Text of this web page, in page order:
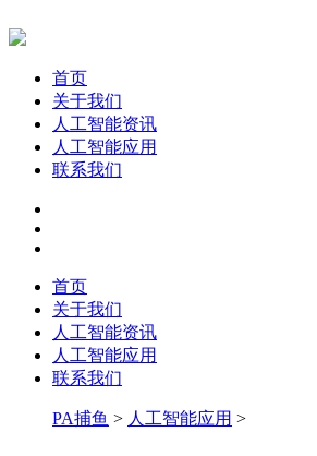
首页
关于我们
人工智能资讯
人工智能应用
联系我们
首页
关于我们
人工智能资讯
人工智能应用
联系我们
PA捕鱼 > 人工智能应用 >